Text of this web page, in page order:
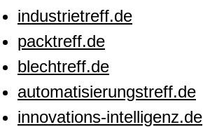
industrietreff.de
packtreff.de
blechtreff.de
automatisierungstreff.de
innovations-intelligenz.de